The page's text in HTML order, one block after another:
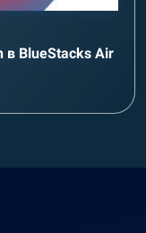
BlueStacks Air